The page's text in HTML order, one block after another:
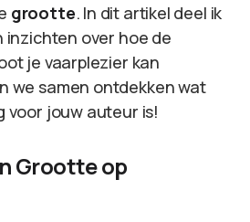
grootte. In dit artikel deel ik
inzichten over hoe de
je vaarplezier kan
we samen ontdekken wat
voor jouw auteur is!
Grootte op